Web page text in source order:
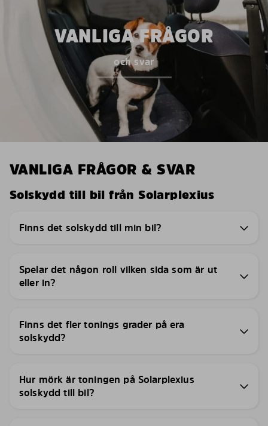
VANLIGA FRÅGOR
och svar
VANLIGA FRÅGOR & SVAR
Solskydd till bil från Solarplexius
Finns det solskydd till min bil?
Spelar det någon roll vilken sida som är ut
eller in?
Finns det fler tonings grader på era
solskydd?
Hur mörk är toningen på Solarplexius
solskydd till bil?